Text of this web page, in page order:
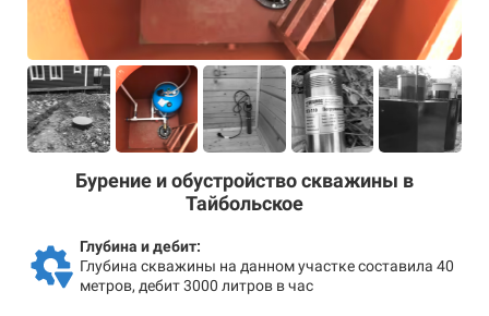
Бурение и обустройство скважины в
Тайбольское
Глубина и дебит:
Глубина скважины на данном участке составила 40
метров, дебит 3000 литров в час